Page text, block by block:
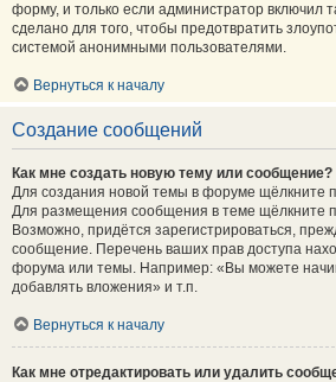
форму, и только если администратор включил
сделано для того, чтобы предотвратить
системой анонимными пользователями.
Вернуться к началу
Создание сообщений
Как мне создать новую тему или сообщение?
Для создания новой темы в форуме щёлкните
Для размещения сообщения в теме щёлкните
Возможно, придётся зарегистрироваться,
сообщение. Перечень ваших прав доступа
форума или темы. Например: «Вы можете
добавлять вложения» и т.п.
Вернуться к началу
Как мне отредактировать или удалить